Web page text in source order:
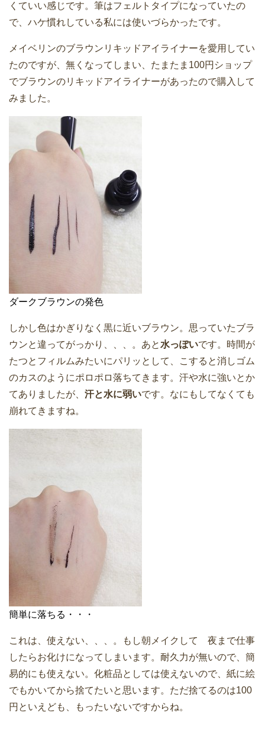
くていい感じです。筆はフェルトタイプになっていたの
で、ハケ慣れしている私には使いづらかったです。
メイベリンのブラウンリキッドアイライナーを愛用してい
たのですが、無くなってしまい、たまたま100円ショップ
でブラウンのリキッドアイライナーがあったので購入して
みました。
ダークブラウンの発色
しかし色はかぎりなく黒に近いブラウン。思っていたブラ
ウンと違ってがっかり、、、。あと水っぽいです。時間が
たつとフィルムみたいにパリッとして、こすると消しゴム
のカスのようにポロポロ落ちてきます。汗や水に強いとか
てありましたが、 汗と水に弱いです。なにもしてなくても
崩れてきますね。
簡単に落ちる・・・
これは、使えない、、、。もし朝メイクして 夜まで仕事
したらお化けになってしまいます。耐久力が無いので、簡
易的にも使えない。化粧品としては使えないので、紙に絵
でもかいてから捨てたいと思います。ただ捨てるのは100
円といえども、もったいないですからね。